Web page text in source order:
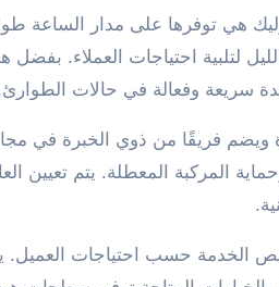
هي توفرها على مدار الساعة
لتلبية احتياجات العملاء. بفضل
سريعة وفعالة في حالات
ويضم فريقًا من ذوي الخبرة في
المركبة المعطلة. يتم تعيين
حسب احتياجات العميل. يتم